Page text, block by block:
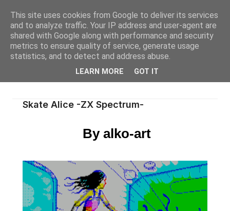
Skate Alice -ZX Spectrum-
By alko-art
This site uses cookies from Google to deliver its services
and to analyze traffic. Your IP address and user-agent are
shared with Google along with performance and security
metrics to ensure quality of service, generate usage
statistics, and to detect and address abuse.
LEARN MORE GOT IT